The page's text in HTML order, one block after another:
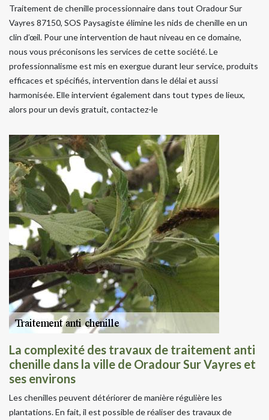
Traitement de chenille processionnaire dans tout Oradour Sur
Vayres 87150, SOS Paysagiste élimine les nids de chenille en un
clin d’œil. Pour une intervention de haut niveau en ce domaine,
nous vous préconisons les services de cette société. Le
professionnalisme est mis en exergue durant leur service, produits
efficaces et spécifiés, intervention dans le délai et aussi
harmonisée. Elle intervient également dans tout types de lieux,
alors pour un devis gratuit, contactez-le
La complexité des travaux de traitement anti
chenille dans la ville de Oradour Sur Vayres et
ses environs
Les chenilles peuvent détériorer de manière régulière les
plantations. En fait, il est possible de réaliser des travaux de